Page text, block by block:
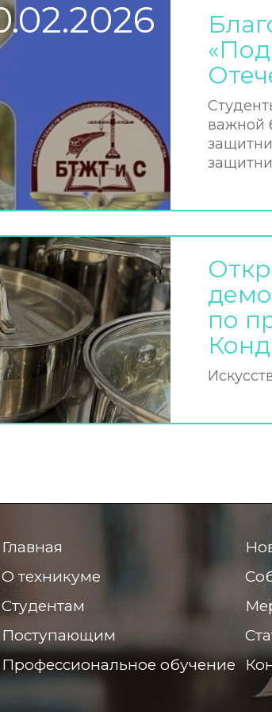
важной
по
Главная
О техникуме
Студентам
Поступающим
Профессиональное обучение